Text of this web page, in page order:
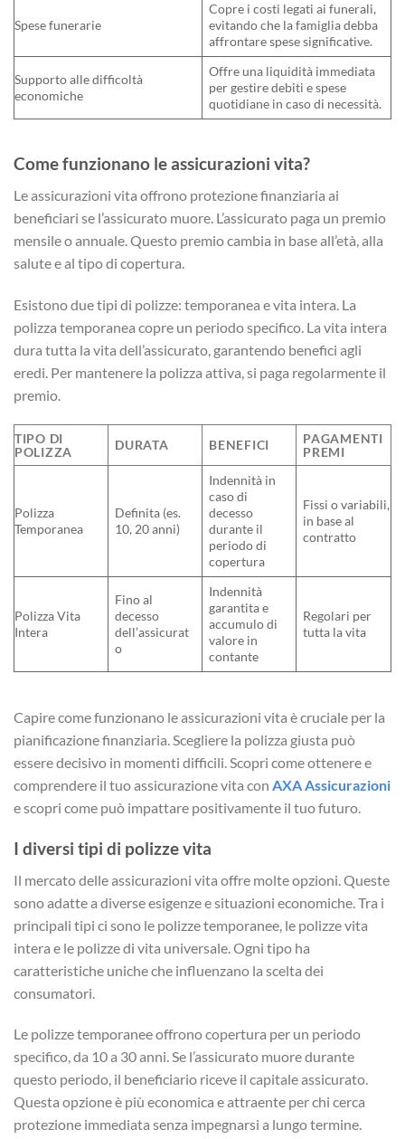
Spese funerarie
Copre i costi legati ai funerali,
evitando che la famiglia debba
affrontare spese significative.
Supporto alle difficoltà
economiche
Offre una liquidità immediata
per gestire debiti e spese
quotidiane in caso di necessità.
Come funzionano le assicurazioni vita?
Le assicurazioni vita offrono protezione finanziaria ai
beneficiari se l’assicurato muore. L’assicurato paga un premio
mensile o annuale. Questo premio cambia in base all’età, alla
salute e al tipo di copertura.
Esistono due tipi di polizze: temporanea e vita intera. La
polizza temporanea copre un periodo specifico. La vita intera
dura tutta la vita dell’assicurato, garantendo benefici agli
eredi. Per mantenere la polizza attiva, si paga regolarmente il
premio.
TIPO DI
POLIZZA
DURATA BENEFICI
PAGAMENTI
PREMI
Polizza
Temporanea
Definita (es.
10, 20 anni)
Indennità in
caso di
decesso
durante il
periodo di
copertura
Fissi o variabili,
in base al
contratto
Polizza Vita
Intera
Fino al
decesso
dell’assicurat
o
Indennità
garantita e
accumulo di
valore in
contante
Regolari per
tutta la vita
Capire come funzionano le assicurazioni vita è cruciale per la
pianificazione finanziaria. Scegliere la polizza giusta può
essere decisivo in momenti difficili. Scopri come ottenere e
comprendere il tuo assicurazione vita con AXA Assicurazioni
e scopri come può impattare positivamente il tuo futuro.
I diversi tipi di polizze vita
Il mercato delle assicurazioni vita offre molte opzioni. Queste
sono adatte a diverse esigenze e situazioni economiche. Tra i
principali tipi ci sono le polizze temporanee, le polizze vita
intera e le polizze di vita universale. Ogni tipo ha
caratteristiche uniche che influenzano la scelta dei
consumatori.
Le polizze temporanee offrono copertura per un periodo
specifico, da 10 a 30 anni. Se l’assicurato muore durante
questo periodo, il beneficiario riceve il capitale assicurato.
Questa opzione è più economica e attraente per chi cerca
protezione immediata senza impegnarsi a lungo termine.